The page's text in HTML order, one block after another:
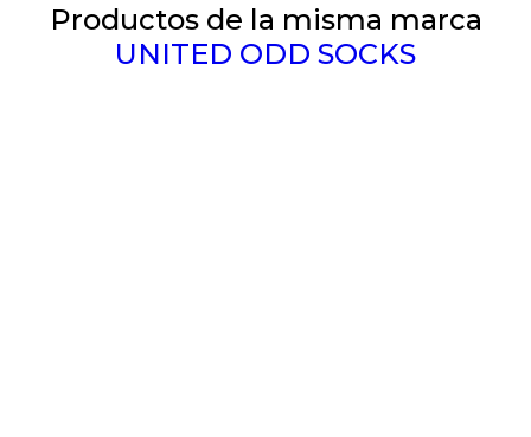
Productos de la misma marca
UNITED ODD SOCKS